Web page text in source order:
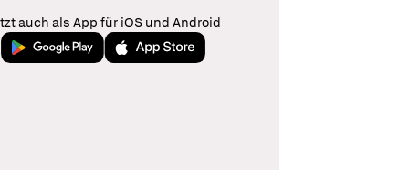
auch als App für iOS und Android
Jetzt bei Google PlayLaden im App Store